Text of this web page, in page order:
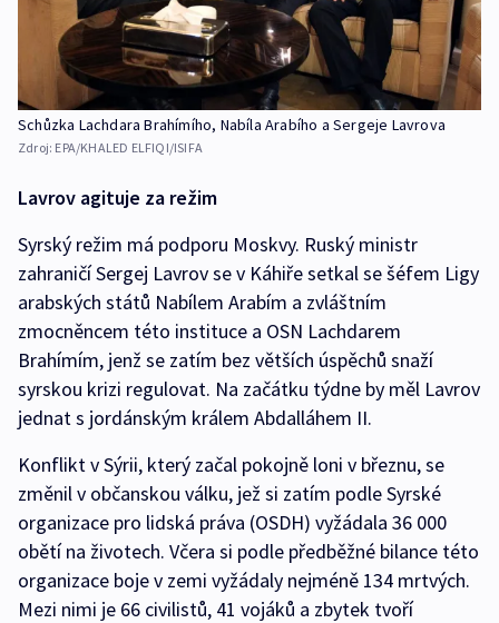
Schůzka Lachdara Brahímího, Nabíla Arabího a Sergeje Lavrova
Zdroj: EPA/KHALED ELFIQI/ISIFA
Lavrov agituje za režim
Syrský režim má podporu Moskvy. Ruský ministr
zahraničí Sergej Lavrov se v Káhiře setkal se šéfem Ligy
arabských států Nabílem Arabím a zvláštním
zmocněncem této instituce a OSN Lachdarem
Brahímím, jenž se zatím bez větších úspěchů snaží
syrskou krizi regulovat. Na začátku týdne by měl Lavrov
jednat s jordánským králem Abdalláhem II.
Konflikt v Sýrii, který začal pokojně loni v březnu, se
změnil v občanskou válku, jež si zatím podle Syrské
organizace pro lidská práva (OSDH) vyžádala 36 000
obětí na životech. Včera si podle předběžné bilance této
organizace boje v zemi vyžádaly nejméně 134 mrtvých.
Mezi nimi je 66 civilistů, 41 vojáků a zbytek tvoří